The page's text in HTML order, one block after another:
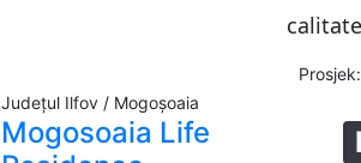
Județul Ilfov / Mogoșoaia
Mogosoaia Life